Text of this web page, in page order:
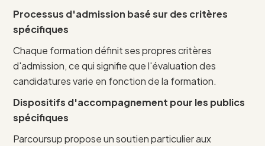
Processus d'admission basé sur des critères
spécifiques
Chaque formation définit ses propres critères
d'admission, ce qui signifie que l'évaluation des
candidatures varie en fonction de la formation.
Dispositifs d'accompagnement pour les publics
spécifiques
Parcoursup propose un soutien particulier aux